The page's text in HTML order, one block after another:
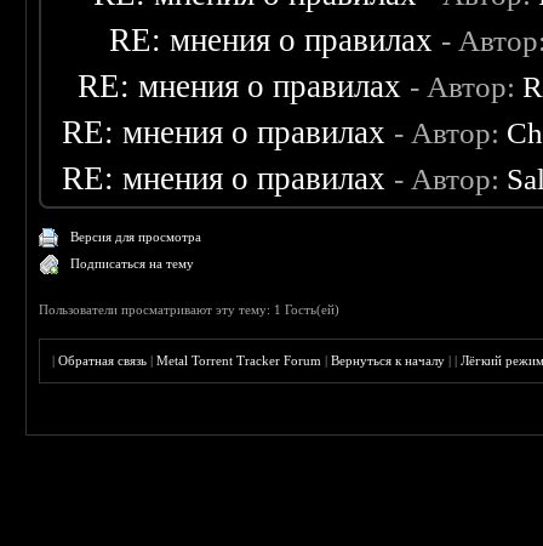
RE: мнения о правилах -
RE: мнения о правилах - Автор:
RE: мнения о правилах - Автор:
RE: мнения о правилах - Автор:
Версия для просмотра
Подписаться на тему
Пользователи просматривают эту тему: 1 Гость(ей)
|Обратная связь |Metal Torrent Tracker Forum |Вернуться к началу ||Лёгкий